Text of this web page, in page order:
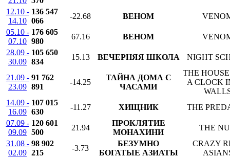
12.10 -
14.10
136 547
066
-22.68 ВЕНОМ
05.10 -
07.10
176 605
980
67.16 ВЕНОМ
28.09 -
30.09
105 650
834
15.13 ВЕЧЕРНЯЯ ШКОЛА NIGHT
21.09 -
23.09
91 762
891
-14.25
ТАЙНА ДОМА С
ЧАСАМИ
THE
A CLOCK
14.09 -
16.09
107 015
630
-11.27 ХИЩНИК
THE
07.09 -
09.09
120 601
500
21.94
ПРОКЛЯТИЕ
МОНАХИНИ
THE
31.08 -
02.09
98 902
215
-3.73
БЕЗУМНО
БОГАТЫЕ АЗИАТЫ
CRAZY